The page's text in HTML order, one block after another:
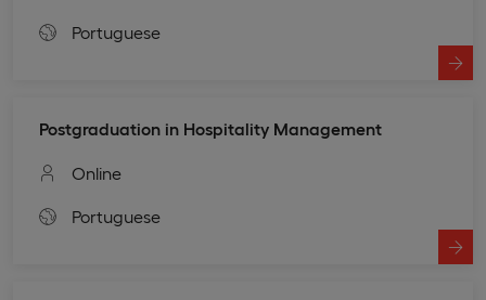
Portuguese
Postgraduation in Hospitality Management
Online
Portuguese